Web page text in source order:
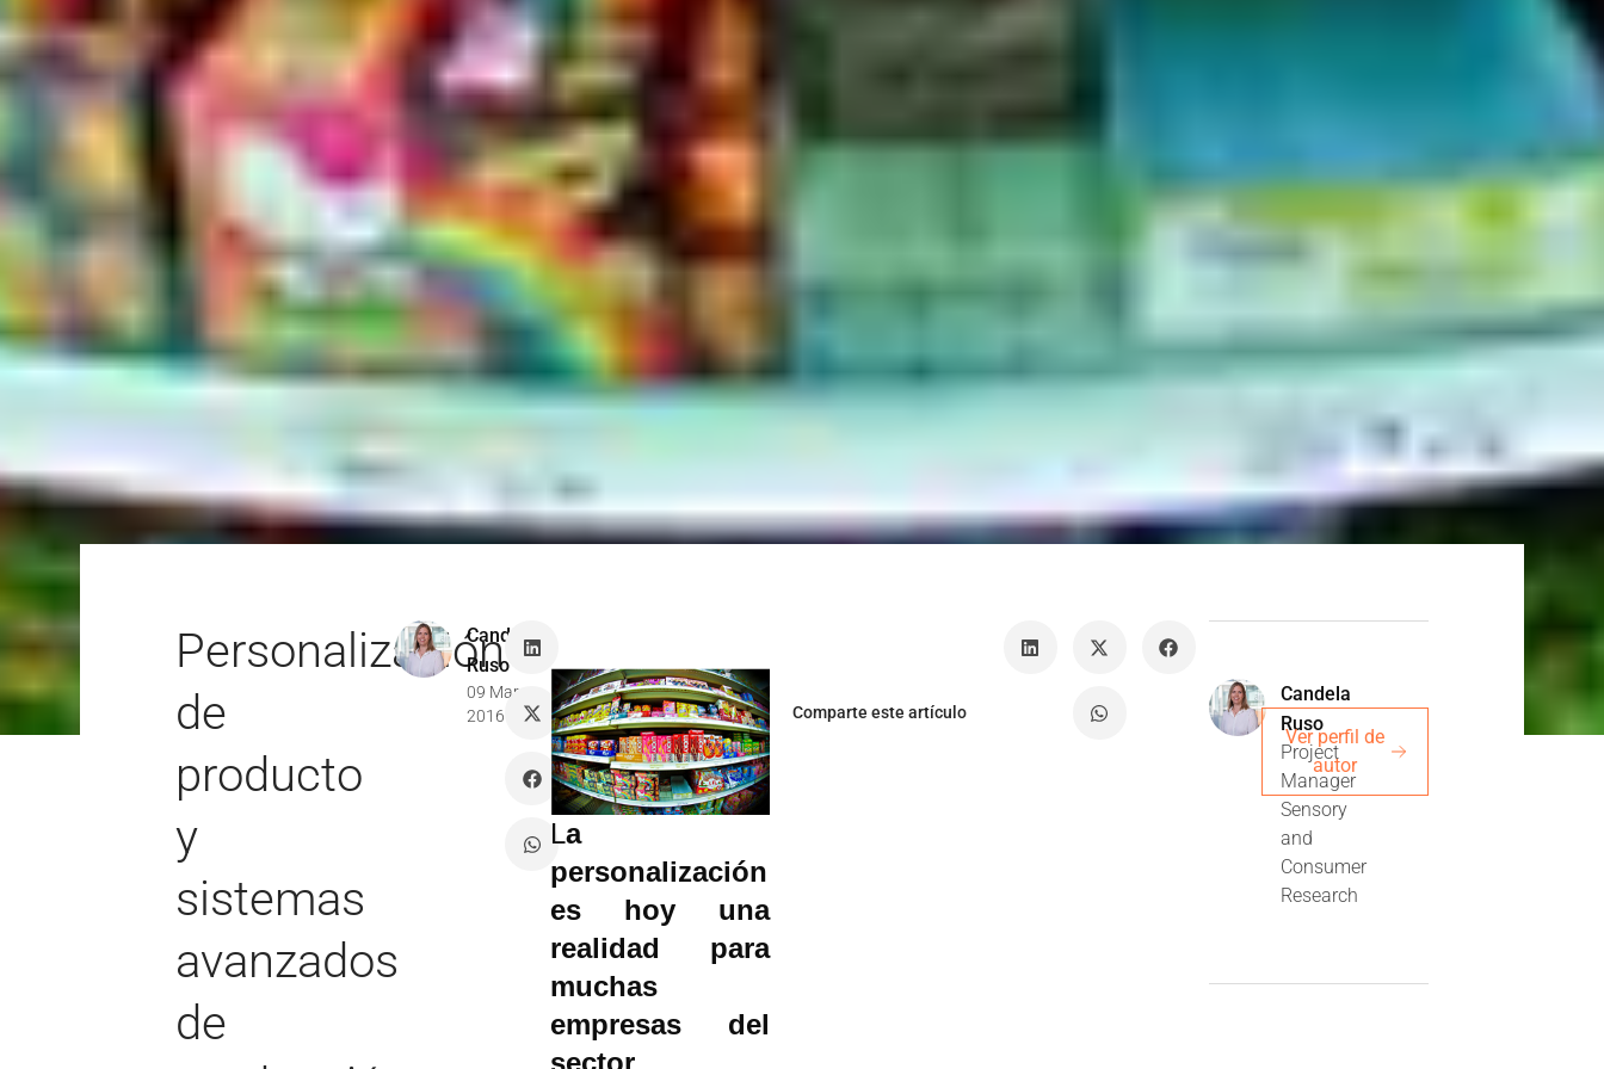
Personalización
de
producto
y
sistemas
avanzados
de
Candela
Ruso
09 Mar
2016
La
personalización
es hoy una
realidad para
muchas
empresas del
sector
Comparte este artículo
Candela
Ruso
Project
Manager
Sensory
and
Consumer
Research
Ver perfil de
autor